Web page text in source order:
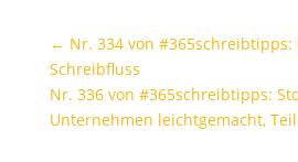
← Nr. 334 von
Schreibfluss
Nr. 336 von #365schreibtipps:
Unternehmen leichtgemacht,